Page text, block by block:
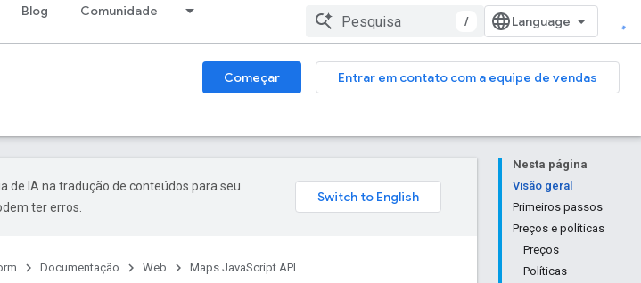
Blog Comunidade
/
Começar
Entrar em contato com a equipe de vendas
Nesta página
Visão geral
Primeiros passos
Preços e políticas
Preços
Políticas
de IA na tradução de conteúdos para seu
ter erros.
Documentação Web Maps JavaScript API